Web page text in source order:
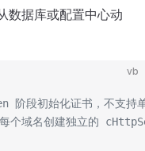
数据库或配置中心动
vb
段初始化证书，不支持
个域名创建独立的